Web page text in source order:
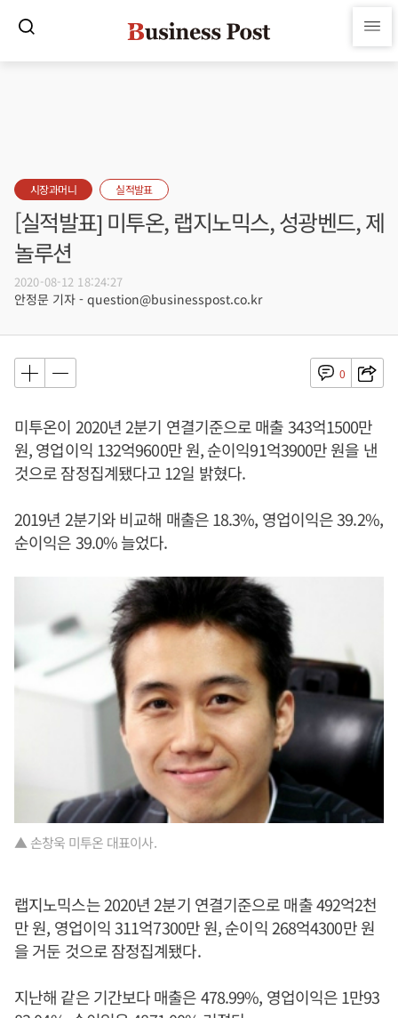
시장과머니 실적발표
[실적발표] 미투온, 랩지노믹스, 성광벤드, 제
놀루션
2020-08-12 18:24:27
안정문 기자 - question@businesspost.co.kr
0
미투온이 2020년 2분기 연결기준으로 매출 343억1500만
원, 영업이익 132억9600만 원, 순이익91억3900만 원을 낸
것으로 잠정집계됐다고 12일 밝혔다.
2019년 2분기와 비교해 매출은 18.3%, 영업이익은 39.2%,
순이익은 39.0% 늘었다.
▲ 손창욱 미투온 대표이사.
랩지노믹스는 2020년 2분기 연결기준으로 매출 492억2천
만 원, 영업이익 311억7300만 원, 순이익 268억4300만 원
을 거둔 것으로 잠정집계됐다.
지난해 같은 기간보다 매출은 478.99%, 영업이익은 1만93